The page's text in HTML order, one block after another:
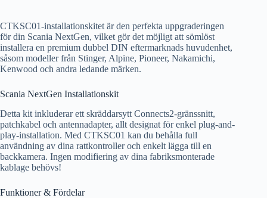
CTKSC01-installationskitet är den perfekta uppgraderingen
för din Scania NextGen, vilket gör det möjligt att sömlöst
installera en premium dubbel DIN eftermarknads huvudenhet,
såsom modeller från Stinger, Alpine, Pioneer, Nakamichi,
Kenwood och andra ledande märken.
Scania NextGen Installationskit
Detta kit inkluderar ett skräddarsytt Connects2-gränssnitt,
patchkabel och antennadapter, allt designat för enkel plug-and-
play-installation. Med CTKSC01 kan du behålla full
användning av dina rattkontroller och enkelt lägga till en
backkamera. Ingen modifiering av dina fabriksmonterade
kablage behövs!
Funktioner & Fördelar